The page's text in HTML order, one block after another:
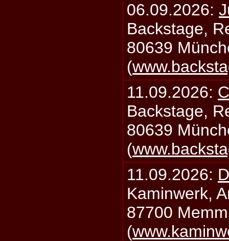
06.09.2026:
Backstage,
80639
(
11.09.2026:
Backstage,
80639
(
11.09.2026:
Kaminwerk,
87700
(